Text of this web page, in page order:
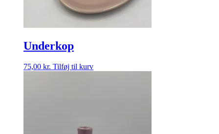
Underkop
75,00 kr. Tilføj til kurv